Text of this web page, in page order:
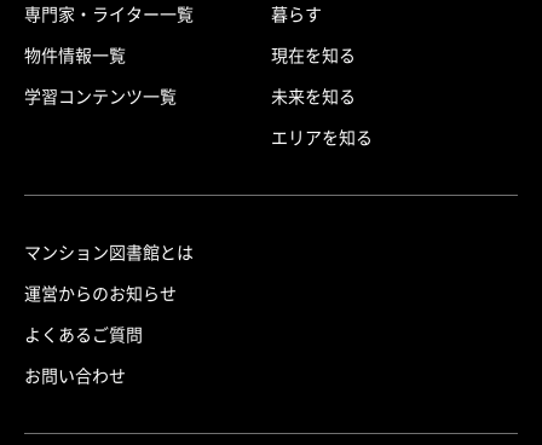
専門家・ライター一覧
物件情報一覧
学習コンテンツ一覧
暮らす
現在を知る
未来を知る
エリアを知る
マンション図書館とは
運営からのお知らせ
よくあるご質問
お問い合わせ